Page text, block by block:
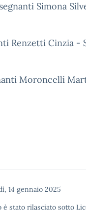
Simona
Renzetti Cinzia -
Moroncelli
14 gennaio 2025
è stato rilasciato sotto